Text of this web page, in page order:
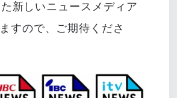
新しいニュースメディア
すので、ご期待くださ